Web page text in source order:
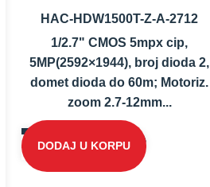
HAC-HDW1500T-Z-A-2712
1/2.7" CMOS 5mpx cip,
5MP(2592×1944), broj dioda 2,
domet dioda do 60m; Motoriz.
zoom 2.7-12mm...
DODAJ U KORPU